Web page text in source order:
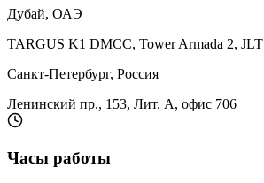
Дубай, ОАЭ
TARGUS K1 DMCC, Tower Armada 2, JLT
Санкт-Петербург, Россия
Ленинский пр., 153, Лит. А, офис 706
Часы работы